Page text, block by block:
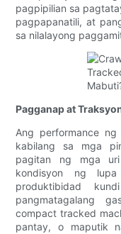
pagpipilian sa
pagpapanatili, at
sa nilalayong
Pagganap at
Ang performance
kabilang sa mga
pagitan ng mga
kondisyon ng
produktibidad
pangmatagalang
compact tracked
pantay, o maputik